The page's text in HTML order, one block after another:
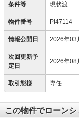
条件等 現状渡
物件番号 PI47114
情報公開日 2026年03
次回更新予
定日
2026年08
取引態様 専任
この物件でローン